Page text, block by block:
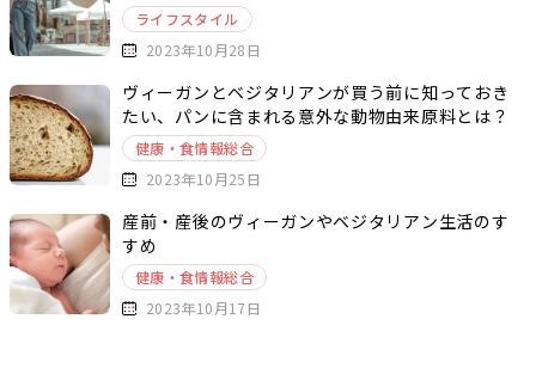
ライフスタイル
2023年10月28日
ヴィーガンとベジタリアンが買う前に知っておき
たい、パンに含まれる意外な動物由来原料とは？
健康・食情報総合
2023年10月25日
産前・産後のヴィーガンやベジタリアン生活のす
すめ
健康・食情報総合
2023年10月17日